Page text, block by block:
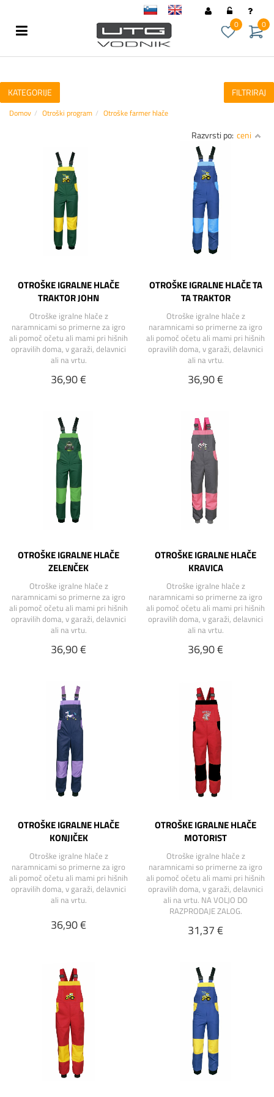
0
0
KATEGORIJE FILTRIRAJ
Domov Otroški program Otroške farmer hlače
Razvrsti po: ceni
OTROŠKE IGRALNE HLAČE
TRAKTOR JOHN
Otroške igralne hlače z
naramnicami so primerne za igro
ali pomoč očetu ali mami pri hišnih
opravilih doma, v garaži, delavnici
ali na vrtu.
36,90 €
OTROŠKE IGRALNE HLAČE TA
TA TRAKTOR
Otroške igralne hlače z
naramnicami so primerne za igro
ali pomoč očetu ali mami pri hišnih
opravilih doma, v garaži, delavnici
ali na vrtu.
36,90 €
OTROŠKE IGRALNE HLAČE
ZELENČEK
Otroške igralne hlače z
naramnicami so primerne za igro
ali pomoč očetu ali mami pri hišnih
opravilih doma, v garaži, delavnici
ali na vrtu.
36,90 €
OTROŠKE IGRALNE HLAČE
KRAVICA
Otroške igralne hlače z
naramnicami so primerne za igro
ali pomoč očetu ali mami pri hišnih
opravilih doma, v garaži, delavnici
ali na vrtu.
36,90 €
OTROŠKE IGRALNE HLAČE
KONJIČEK
Otroške igralne hlače z
naramnicami so primerne za igro
ali pomoč očetu ali mami pri hišnih
opravilih doma, v garaži, delavnici
ali na vrtu.
36,90 €
OTROŠKE IGRALNE HLAČE
MOTORIST
Otroške igralne hlače z
naramnicami so primerne za igro
ali pomoč očetu ali mami pri hišnih
opravilih doma, v garaži, delavnici
ali na vrtu. NA VOLJO DO
RAZPRODAJE ZALOG.
31,37 €